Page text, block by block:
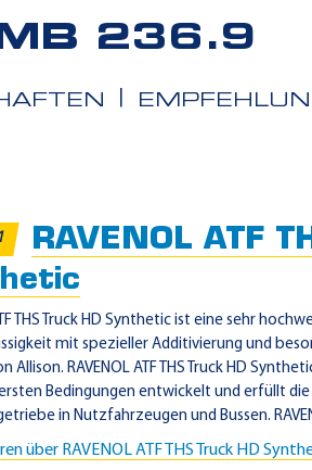
236.9
RAVENOL ATF
THS Truck HD Synthetic ist eine sehr
mit spezieller Additivierung und
Allison. RAVENOL ATF THS Truck HD
Bedingungen entwickelt und erfüllt
in Nutzfahrzeugen und Bussen.
über RAVENOL ATF THS Truck HD